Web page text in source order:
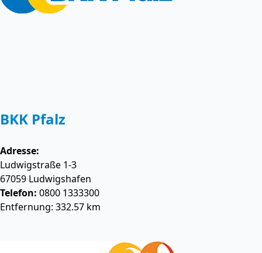
BKK Pfalz
Adresse:
Ludwigstraße 1-3
67059 Ludwigshafen
Telefon: 0800 1333300
Entfernung: 332.57 km